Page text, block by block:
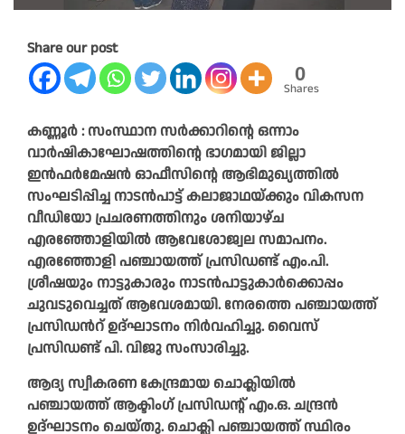
Share our post
0
Shares
കണ്ണൂർ : സംസ്ഥാന സർക്കാറിന്റെ ഒന്നാം
വാർഷികാഘോഷത്തിന്റെ ഭാഗമായി ജില്ലാ
ഇൻഫർമേഷൻ ഓഫീസിന്റെ ആഭിമുഖ്യത്തിൽ
സംഘടിപ്പിച്ച നാടൻപാട്ട് കലാജാഥയ്ക്കും വികസന
വീഡിയോ പ്രചരണത്തിനും ശനിയാഴ്ച
എരഞ്ഞോളിയിൽ ആവേശോജ്വല സമാപനം.
എരഞ്ഞോളി പഞ്ചായത്ത് പ്രസിഡണ്ട് എം.പി.
ശ്രീഷയും നാട്ടുകാരും നാടൻപാട്ടുകാർക്കൊപ്പം
ചുവടുവെച്ചത് ആവേശമായി. നേരത്തെ പഞ്ചായത്ത്
പ്രസിഡൻറ് ഉദ്ഘാടനം നിർവഹിച്ചു. വൈസ്
പ്രസിഡണ്ട് പി. വിജു സംസാരിച്ചു.
ആദ്യ സ്വീകരണ കേന്ദ്രമായ ചൊക്ലിയിൽ
പഞ്ചായത്ത് ആക്ടിംഗ് പ്രസിഡന്റ് എം.ഒ. ചന്ദ്രൻ
ഉദ്ഘാടനം ചെയ്തു. ചൊക്ലി പഞ്ചായത്ത് സ്ഥിരം